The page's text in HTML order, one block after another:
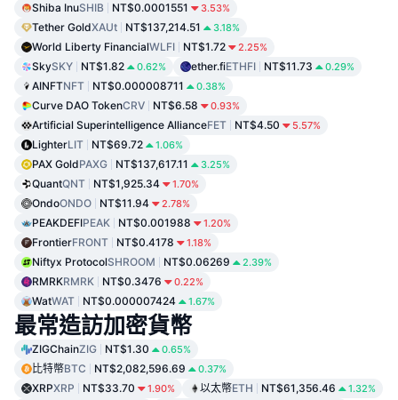
Shiba InuSHIB NT$0.0001551 3.53%
Tether GoldXAUt NT$137,214.51 3.18%
World Liberty FinancialWLFI NT$1.72 2.25%
SkySKY NT$1.82 0.62% ether.fiETHFI NT$11.73 0.29%
AINFTNFT NT$0.000008711 0.38%
Curve DAO TokenCRV NT$6.58 0.93%
Artificial Superintelligence AllianceFET NT$4.50 5.57%
LighterLIT NT$69.72 1.06%
PAX GoldPAXG NT$137,617.11 3.25%
QuantQNT NT$1,925.34 1.70%
OndoONDO NT$11.94 2.78%
PEAKDEFIPEAK NT$0.001988 1.20%
FrontierFRONT NT$0.4178 1.18%
Niftyx ProtocolSHROOM NT$0.06269 2.39%
RMRKRMRK NT$0.3476 0.22%
WatWAT NT$0.000007424 1.67%
最常造訪加密貨幣
ZIGChainZIG NT$1.30 0.65%
比特幣BTC NT$2,082,596.69 0.37%
XRPXRP NT$33.70 1.90% 以太幣ETH NT$61,356.46 1.32%